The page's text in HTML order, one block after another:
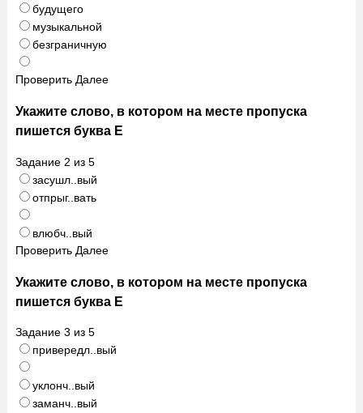
будущего
музыкальной
безграничную
Проверить Далее
Укажите слово, в котором на месте пропуска
пишется буква Е
Задание 2 из 5
засушл..вый
отпрыг..вать
влюбч..вый
Проверить Далее
Укажите слово, в котором на месте пропуска
пишется буква Е
Задание 3 из 5
привередл..вый
уклонч..вый
заманч..вый